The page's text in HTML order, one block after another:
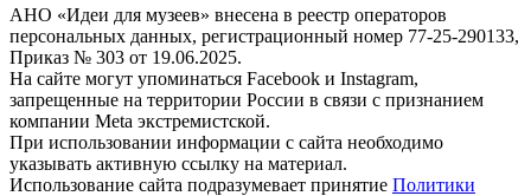
АНО «Идеи для музеев» внесена в реестр операторов
персональных данных, регистрационный номер 77-25-290133,
Приказ № 303 от 19.06.2025.
На сайте могут упоминаться Facebook и Instagram,
запрещенные на территории России в связи с признанием
компании Meta экстремистской.
При использовании информации с сайта необходимо
указывать активную ссылку на материал.
Использование сайта подразумевает принятие Политики